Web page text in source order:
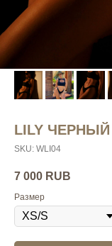
LILY ЧЕРНЫЙ
SKU: WLI04
7 000 RUB
Размер